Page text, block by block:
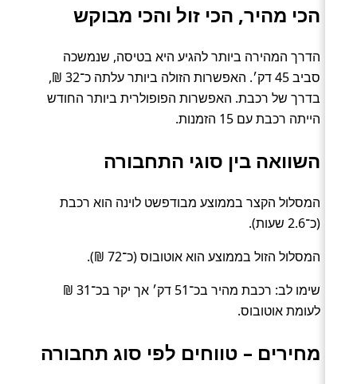
הכי מהיר, הכי זול והכי מבוקש
הדרך המהירה ביותר להגיע היא בטיסה, שנמשכה
סביב 45 דק׳. האפשרות הזולה ביותר עלתה כ־32 ₪,
בדרך של רכבת. האפשרות הפופולרית ביותר החודש
הייתה רכבת עם 15 הזמנות.
השוואה בין סוגי התחבורה
המסלול הקצר בממוצע מבודפשט לוינה הוא רכבת
(כ־2.6 שעות).
המסלול הזול בממוצע הוא אוטובוס (כ־72 ₪).
שימו לב: רכבת מהיר בכ־51 דק׳ אך יקר בכ־31 ₪
לעומת אוטובוס.
מחירים – טווחים לפי סוג תחבורה